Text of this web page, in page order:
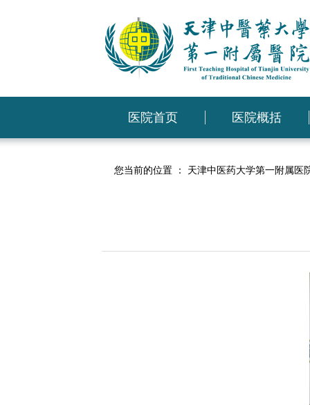
医院首页 医院概括
您当前的位置 ： 天津中医药大学第一附属医